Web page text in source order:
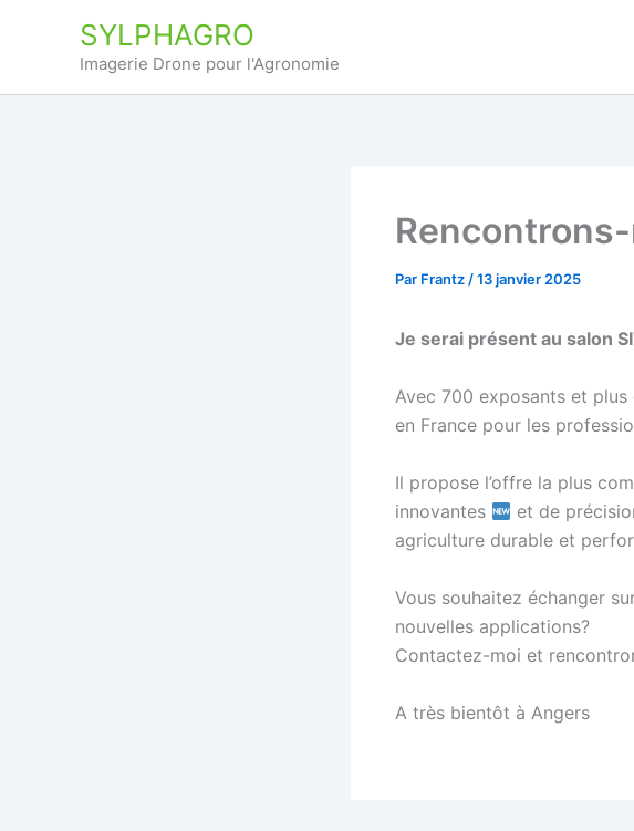
SYLPHAGRO
Imagerie Drone pour l'Agronomie
Par Frantz /13 janvier 2025
Je serai présent au salon
Avec 700 exposants et
en France pour les
Il propose l’offre la plus
innovantes
et de
agriculture durable et
Vous souhaitez échanger
nouvelles applications?
Contactez-moi et
A très bientôt à Angers